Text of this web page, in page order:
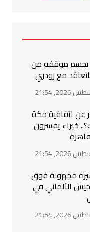
يحسم موقفه من
مع رودري
عن اتفاقية مكة
خبراء يفسرون
مجهولة فوق
الألماني في